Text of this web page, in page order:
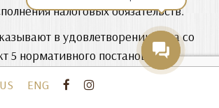
ENG
налоговых обязательств.
в удовлетворении иска со
5 нормативного постановления,
отсутствие юридического лица по
указанному в регистрационных